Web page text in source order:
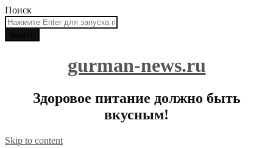
Поиск
gurman-news.ru
Здоровое питание должно быть
вкусным!
Skip to content